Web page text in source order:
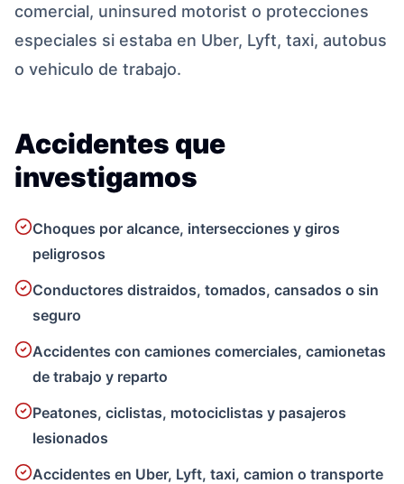
comercial, uninsured motorist o protecciones
especiales si estaba en Uber, Lyft, taxi, autobus
o vehiculo de trabajo.
Accidentes que
investigamos
Choques por alcance, intersecciones y giros
peligrosos
Conductores distraidos, tomados, cansados o sin
seguro
Accidentes con camiones comerciales, camionetas
de trabajo y reparto
Peatones, ciclistas, motociclistas y pasajeros
lesionados
Accidentes en Uber, Lyft, taxi, camion o transporte